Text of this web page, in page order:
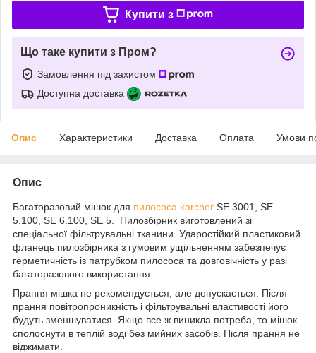
Купити з
Що таке купити з Пром?
Замовлення під захистом
Доступна доставка
Опис Характеристики Доставка Оплата Умови
Опис
Багаторазовий мішок для пилососа karcher SE 3001, SE
5.100, SE 6.100, SE 5. Пилозбірник виготовлений зі
спеціальної фільтрувальні тканини. Ударостійкий пластиковий
фланець пилозбірника з гумовим ущільненням забезпечує
герметичність із патрубком пилососа та довговічність у разі
багаторазового використання.
Прання мішка не рекомендується, але допускається. Після
прання повітропроникність і фільтрувальні властивості його
будуть зменшуватися. Якщо все ж виникла потреба, то мішок
сполоснути в теплій воді без мийних засобів. Після прання не
віджимати.